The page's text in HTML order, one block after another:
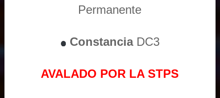
Permanente
ConstanciaDC3
AVALADO POR LA STPS